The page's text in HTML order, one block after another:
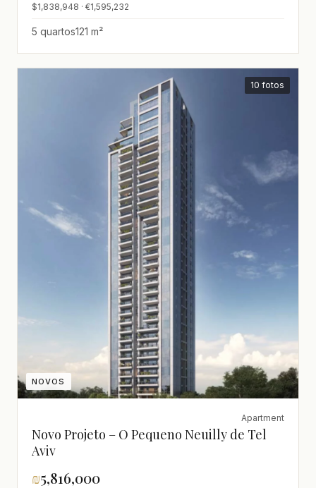
$1,838,948 · €1,595,232
5 quartos121 m²
NOVOS
10 fotos
Apartment
Novo Projeto – O Pequeno Neuilly de Tel
Aviv
₪5,816,000